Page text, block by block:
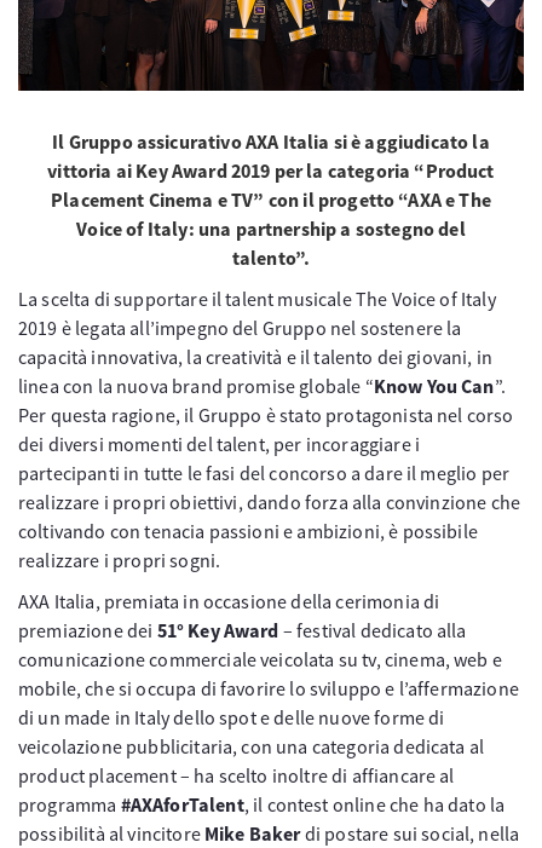
Il Gruppo assicurativo AXA Italia si è aggiudicato la
vittoria ai Key Award 2019 per la categoria “Product
Placement Cinema e TV” con il progetto “AXA e The
Voice of Italy: una partnership a sostegno del
talento”.
La scelta di supportare il talent musicale The Voice of Italy
2019 è legata all’impegno del Gruppo nel sostenere la
capacità innovativa, la creatività e il talento dei giovani, in
linea con la nuova brand promise globale “Know You Can”.
Per questa ragione, il Gruppo è stato protagonista nel corso
dei diversi momenti del talent, per incoraggiare i
partecipanti in tutte le fasi del concorso a dare il meglio per
realizzare i propri obiettivi, dando forza alla convinzione che
coltivando con tenacia passioni e ambizioni, è possibile
realizzare i propri sogni.
AXA Italia, premiata in occasione della cerimonia di
premiazione dei 51° Key Award – festival dedicato alla
comunicazione commerciale veicolata su tv, cinema, web e
mobile, che si occupa di favorire lo sviluppo e l’affermazione
di un made in Italy dello spot e delle nuove forme di
veicolazione pubblicitaria, con una categoria dedicata al
product placement – ha scelto inoltre di affiancare al
programma #AXAforTalent, il contest online che ha dato la
possibilità al vincitore Mike Bakerdi postare sui social, nella